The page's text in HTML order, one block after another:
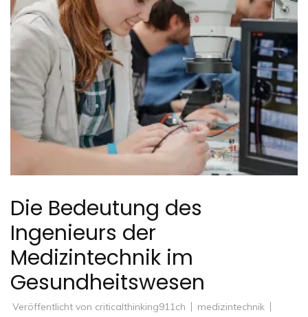
Die Bedeutung des
Ingenieurs der
Medizintechnik im
Gesundheitswesen
Veröffentlicht von criticalthinking911ch
medizintechnik